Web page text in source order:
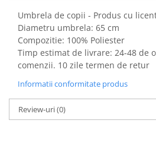
Cadouri pentru Sfânta Maria
Martisoare
Umbrela de copii - Produs cu
Diametru umbrela: 65 cm
Compozitie: 100% Poliester
Timp estimat de livrare: 24-48 de
comenzii. 10 zile termen de retur
Informatii conformitate produs
Review-uri(0)